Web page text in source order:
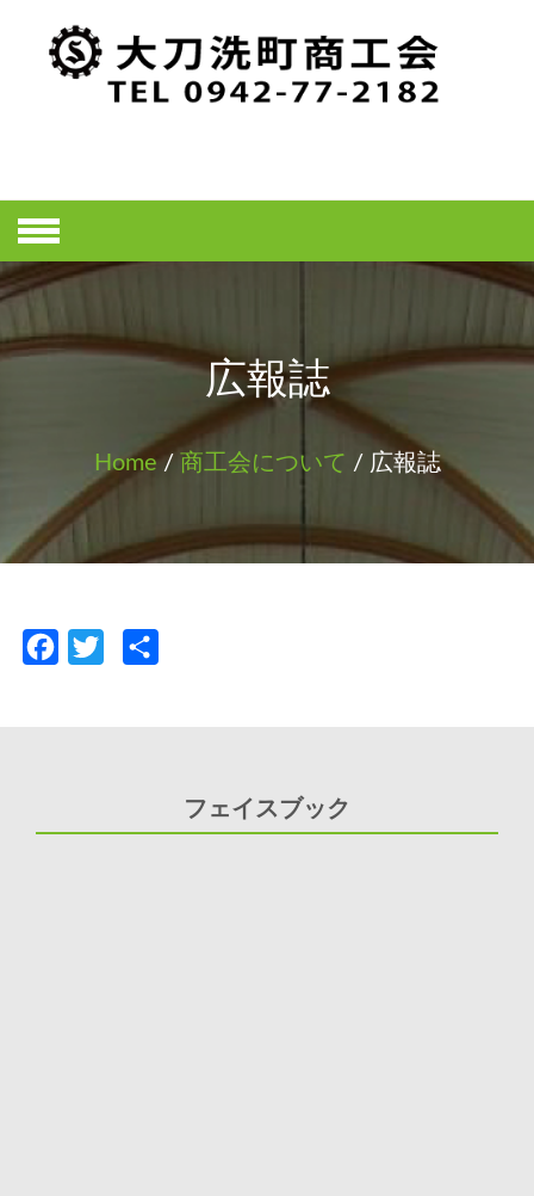
content
会ホームペー
広報誌
Home/ 商工会について / 広報誌
FacebookTwitter
フェイスブック